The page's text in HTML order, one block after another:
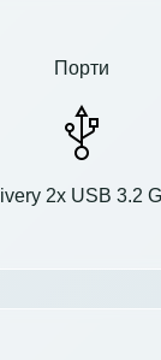
Порти
2x USB 3.2